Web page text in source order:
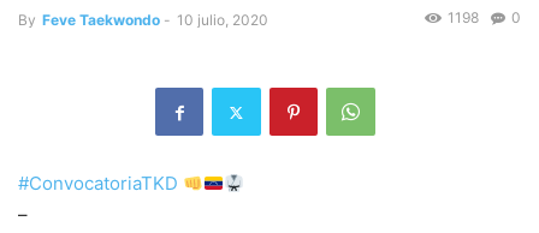
By Feve Taekwondo - 10 julio, 2020 0
1198
#ConvocatoriaTKD
–